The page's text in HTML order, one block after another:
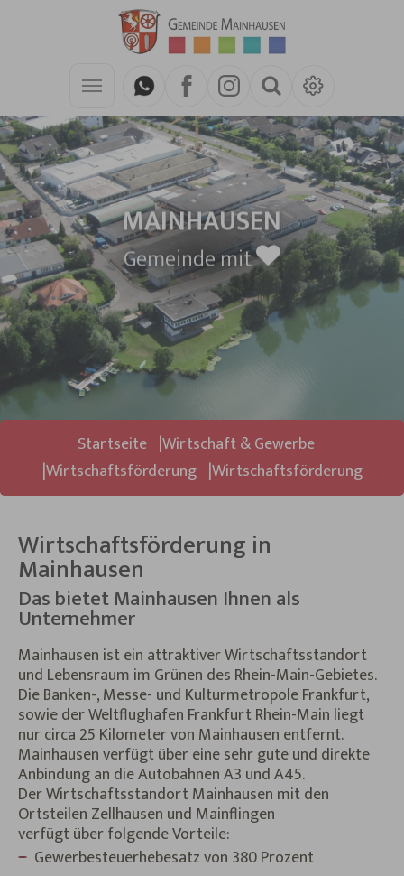
Zum Hauptinhalt springen
MAINHAUSEN
Gemeinde mit
Sie sind hier:
Startseite Wirtschaft & Gewerbe
Wirtschaftsförderung Wirtschaftsförderung
Wirtschaftsförderung in
Mainhausen
Das bietet Mainhausen Ihnen als
Unternehmer
Mainhausen ist ein attraktiver Wirtschaftsstandort
und Lebensraum im Grünen des Rhein-Main-Gebietes.
Die Banken-, Messe- und Kulturmetropole Frankfurt,
sowie der Weltflughafen Frankfurt Rhein-Main liegt
nur circa 25 Kilometer von Mainhausen entfernt.
Mainhausen verfügt über eine sehr gute und direkte
Anbindung an die Autobahnen A3 und A45.
Der Wirtschaftsstandort Mainhausen mit den
Ortsteilen Zellhausen und Mainflingen
verfügt über folgende Vorteile:
Gewerbesteuerhebesatz von 380 Prozent